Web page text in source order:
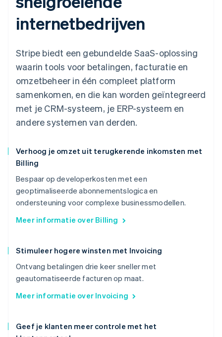
internetbedrijven
Stripe biedt een gebundelde SaaS-oplossing
waarin tools voor betalingen, facturatie en
omzetbeheer in één compleet platform
samenkomen, en die kan worden geïntegreerd
met je CRM-systeem, je ERP-systeem en
andere systemen van derden.
Verhoog je omzet uit terugkerende inkomsten met
Billing
Bespaar op developerkosten met een
geoptimaliseerde abonnementslogica en
ondersteuning voor complexe businessmodellen.
Meer informatie over Billing
Stimuleer hogere winsten met Invoicing
Ontvang betalingen drie keer sneller met
geautomatiseerde facturen op maat.
Meer informatie over Invoicing
Geef je klanten meer controle met het